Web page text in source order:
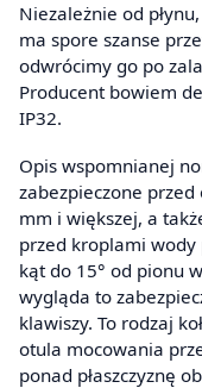
Niezależnie od
ma spore szanse
odwrócimy go po
Producent bowiem
IP32.
Opis wspomnianej
zabezpieczone przed
mm i większej, a
przed kroplami
kąt do 15° od pionu
wygląda to
klawiszy. To rodzaj
otula mocowania
ponad płaszczyznę